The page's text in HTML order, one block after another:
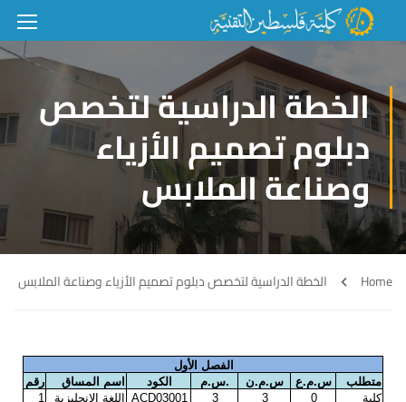
الخطة الدراسية لتخصص
دبلوم تصميم الأزياء
وصناعة الملابس
Home الخطة الدراسية لتخصص دبلوم تصميم الأزياء وصناعة الملابس
الفصل الأول
متطلب
س.م.ع س.م.ن س.م. الكود اسم المساق
رقم
كلية
0
3
3
ACD03001 اللغة الإنجليزية
1